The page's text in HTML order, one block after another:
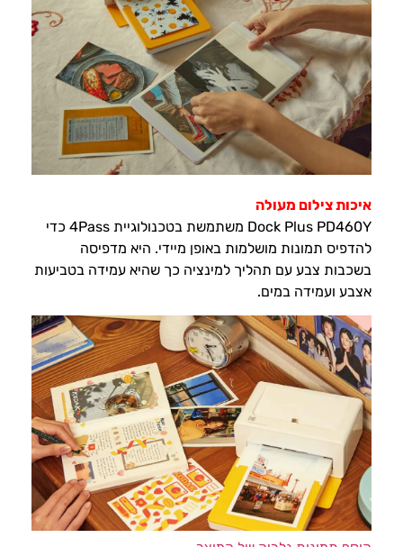
איכות צילום מעולה
Dock Plus PD460Y משתמשת בטכנולוגיית 4Pass כדי
להדפיס תמונות מושלמות באופן מיידי. היא מדפיסה
בשכבות צבע עם תהליך למינציה כך שהיא עמידה בטביעות
אצבע ועמידה במים.